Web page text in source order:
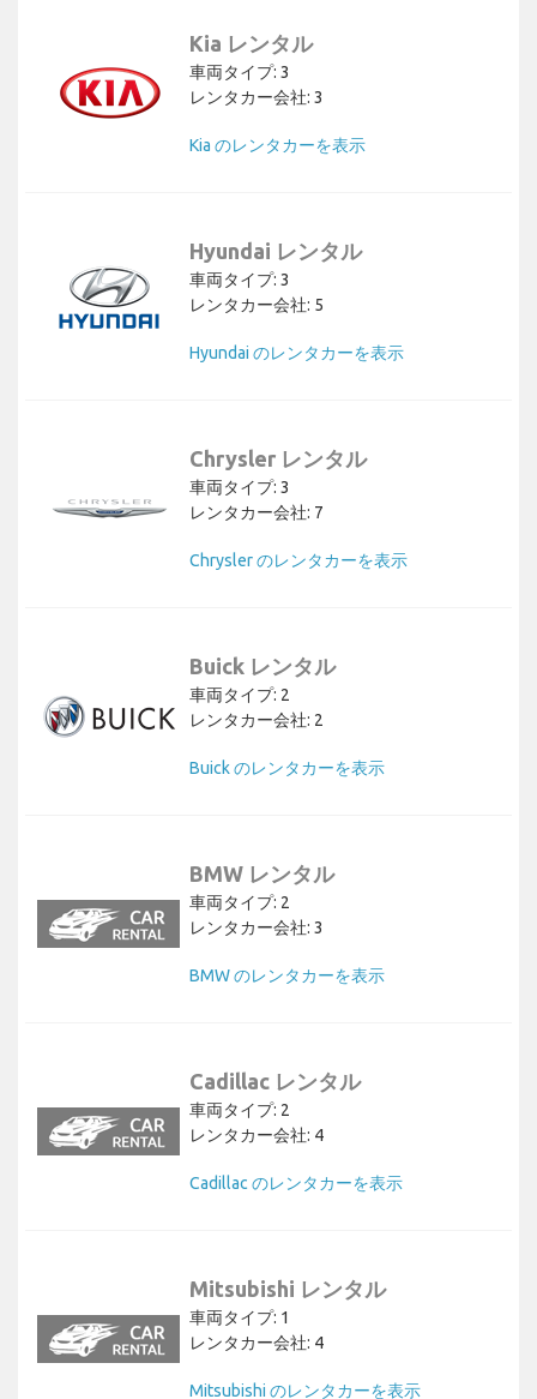
Kia レンタル
車両タイプ: 3
レンタカー会社: 3
Kia のレンタカーを表示
Hyundai レンタル
車両タイプ: 3
レンタカー会社: 5
Hyundai のレンタカーを表示
Chrysler レンタル
車両タイプ: 3
レンタカー会社: 7
Chrysler のレンタカーを表示
Buick レンタル
車両タイプ: 2
レンタカー会社: 2
Buick のレンタカーを表示
BMW レンタル
車両タイプ: 2
レンタカー会社: 3
BMW のレンタカーを表示
Cadillac レンタル
車両タイプ: 2
レンタカー会社: 4
Cadillac のレンタカーを表示
Mitsubishi レンタル
車両タイプ: 1
レンタカー会社: 4
Mitsubishi のレンタカーを表示